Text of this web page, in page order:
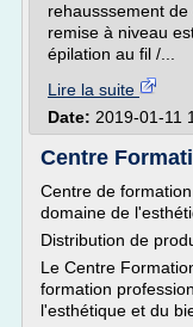
rehausssement
remise à niveau
épilation au fil /...
Lire la suite
Date: 2019-01-11
Centre
Centre de
domaine de
Distribution de
Le Centre
formation
l'esthétique et du